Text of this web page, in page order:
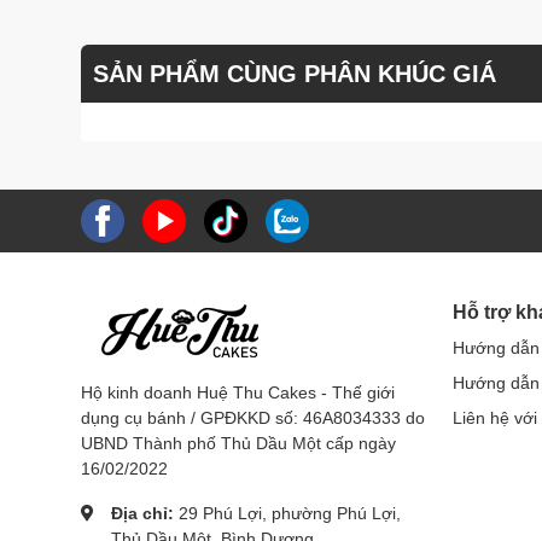
SẢN PHẨM CÙNG PHÂN KHÚC GIÁ
Hộ kinh doanh Huệ Thu Cakes - Thế giới
dụng cụ bánh / GPĐKKD số: 46A8034333 do
UBND Thành phố Thủ Dầu Một cấp ngày
16/02/2022
Địa chỉ: 29 Phú Lợi, phường Phú Lợi,
Hỗ trợ
Hướng
Hướng
Liên hệ với